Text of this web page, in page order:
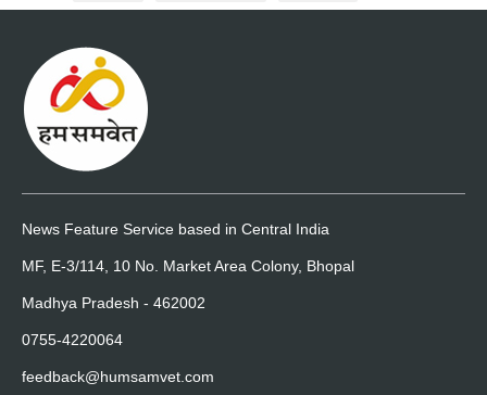
News Feature Service based in Central India
MF, E-3/114, 10 No. Market Area Colony, Bhopal
Madhya Pradesh - 462002
0755-4220064
feedback@humsamvet.com